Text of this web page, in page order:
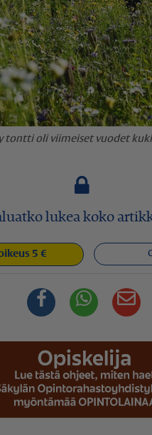
tontti oli viimeiset vuodet
lukea koko
5 €
Facebook